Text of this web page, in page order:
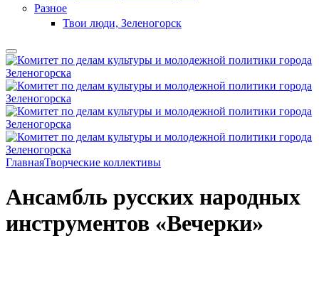
Разное
Твои люди, Зеленогорск
ГлавнаяТворческие коллективы
Ансамбль русских народных
инструментов «Вечерки»